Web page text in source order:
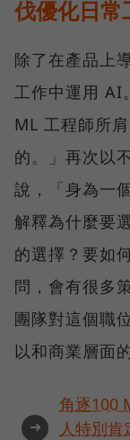
伐優化日常
除了在產品上
工作中運用 AI
ML 工程師所
的。」再次以
說，「身為一
解釋為什麼要
的選擇？要如
問，會有很多
團隊對這個職
以和商業層面
➜
角逐100
人特別